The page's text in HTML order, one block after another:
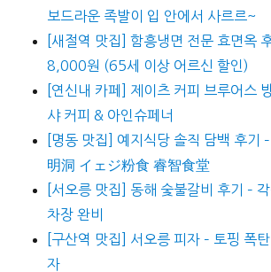
보드라운 족발이 입 안에서 사르르~
[새절역 맛집] 함흥냉면 전문 효면옥
8,000원 (65세 이상 어르신 할인)
[연신내 카페] 제이츠 커피 브루어스
샤 커피 & 아인슈페너
[명동 맛집] 예지식당 솔직 담백 후기
明洞 イェジ粉食 睿智食堂
[서오릉 맛집] 동해 숯불갈비 후기 –
차장 완비
[구산역 맛집] 서오릉 피자 – 토핑 폭
자